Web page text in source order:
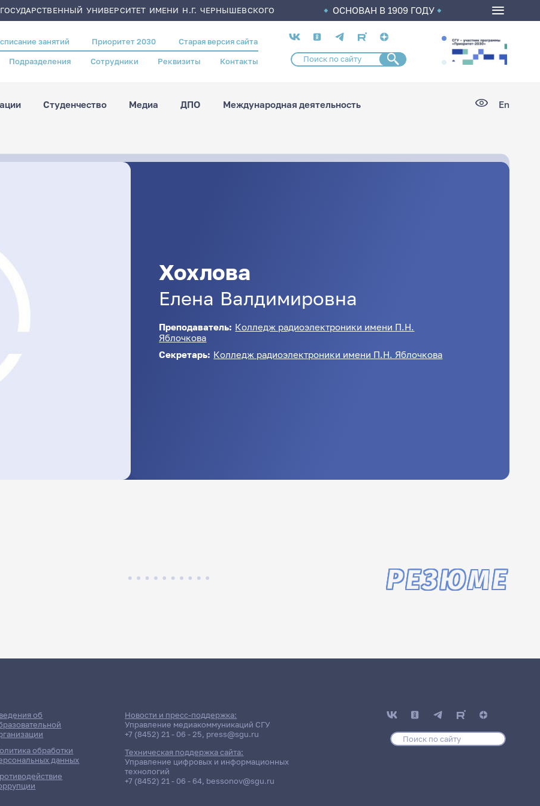
УНИВЕРСИТЕТ ИМЕНИ Н.Г. ЧЕРНЫШЕВСКОГО ОСНОВАН В 1909 ГОДУ
занятий Приоритет 2030 Старая версия сайта
Подразделения Сотрудники Реквизиты Контакты
Социальные
сети
Студенчество Медиа ДПО Международная деятельность En
Хохлова
Елена Валдимировна
Преподаватель: Колледж радиоэлектроники имени П.Н.
Яблочкова
Секретарь: Колледж радиоэлектроники имени П.Н. Яблочкова
РЕЗЮМЕ
об
обработки
данных
Новости и пресс-поддержка:
Управление медиакоммуникаций СГУ
+7 (8452) 21 - 06 - 25, press@sgu.ru
Техническая поддержка сайта:
Управление цифровых и информационных
технологий
+7 (8452) 21 - 06 - 64, bessonov@sgu.ru